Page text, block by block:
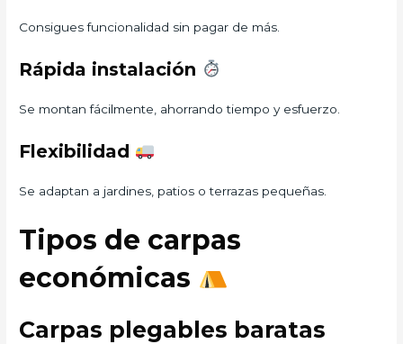
Consigues funcionalidad sin pagar de más.
Rápida instalación
Se montan fácilmente, ahorrando tiempo y esfuerzo.
Flexibilidad
Se adaptan a jardines, patios o terrazas pequeñas.
Tipos de carpas
económicas
Carpas plegables baratas